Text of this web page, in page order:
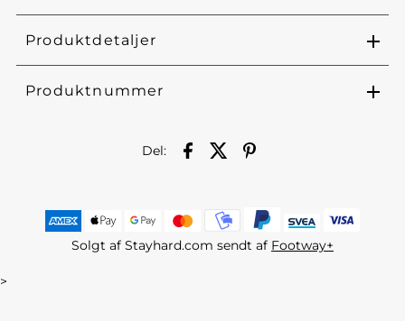
Produktdetaljer
Produktnummer
Del:
Solgt af Stayhard.com sendt af Footway+
>